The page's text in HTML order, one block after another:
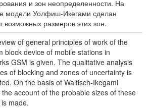
и зон неопределенности. На
модели Уолфиш-Икегами сделан
возможных размеров этих зон.
of general principles of work of the
block device of mobile stations in
GSM is given. The qualitative analysis
of blocking and zones of uncertainty is
On the basis of Walfisch-Ikegami
the account of the probable sizes of these
made.